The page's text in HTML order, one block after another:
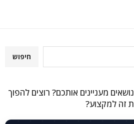
חיפוש
מעניינים אותכם? רוצים להפוך
זה למקצוע?